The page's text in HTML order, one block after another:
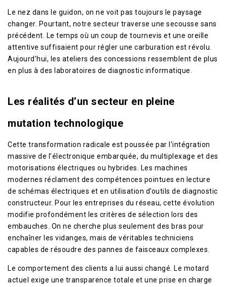
Le nez dans le guidon, on ne voit pas toujours le paysage
changer. Pourtant, notre secteur traverse une secousse sans
précédent. Le temps où un coup de tournevis et une oreille
attentive suffisaient pour régler une carburation est révolu.
Aujourd’hui, les ateliers des concessions ressemblent de plus
en plus à des laboratoires de diagnostic informatique.
Les réalités d’un secteur en pleine
mutation technologique
Cette transformation radicale est poussée par l’intégration
massive de l’électronique embarquée, du multiplexage et des
motorisations électriques ou hybrides. Les machines
modernes réclament des compétences pointues en lecture
de schémas électriques et en utilisation d’outils de diagnostic
constructeur. Pour les entreprises du réseau, cette évolution
modifie profondément les critères de sélection lors des
embauches. On ne cherche plus seulement des bras pour
enchaîner les vidanges, mais de véritables techniciens
capables de résoudre des pannes de faisceaux complexes.
Le comportement des clients a lui aussi changé. Le motard
actuel exige une transparence totale et une prise en charge